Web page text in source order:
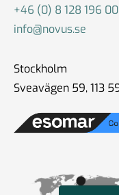
+46 (0) 8 128 196 00
info@novus.se
Stockholm
Sveavägen 59, 113